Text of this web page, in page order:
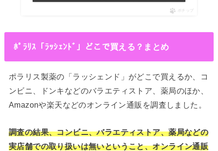
ポチップ
ﾎﾟﾗﾘｽ「ﾗｯｼｪﾝﾄﾞ」どこで買える？まとめ
ポラリス製薬の「ラッシェンド」がどこで買えるか、コ
ンビニ、ドンキなどのバラエティストア、薬局のほか、
Amazonや楽天などのオンライン通販を調査しました。
調査の結果、コンビニ、バラエティストア、薬局などの
実店舗での取り扱いは無いということ、オンライン通販